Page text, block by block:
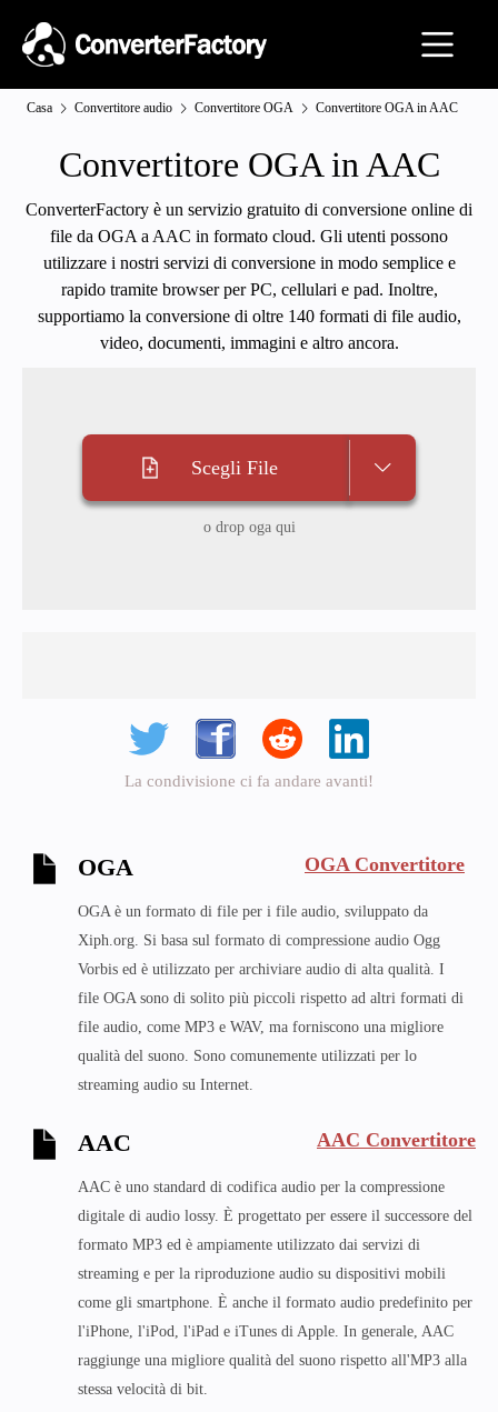
Casa Convertitore audio Convertitore OGA Convertitore OGA in AAC
Convertitore OGA in AAC
ConverterFactory è un servizio gratuito di conversione online di
file da OGA a AAC in formato cloud. Gli utenti possono
utilizzare i nostri servizi di conversione in modo semplice e
rapido tramite browser per PC, cellulari e pad. Inoltre,
supportiamo la conversione di oltre 140 formati di file audio,
video, documenti, immagini e altro ancora.
Scegli File
o drop oga qui
La condivisione ci fa andare avanti!
OGA OGA Convertitore
OGA è un formato di file per i file audio, sviluppato da
Xiph.org. Si basa sul formato di compressione audio Ogg
Vorbis ed è utilizzato per archiviare audio di alta qualità. I
file OGA sono di solito più piccoli rispetto ad altri formati di
file audio, come MP3 e WAV, ma forniscono una migliore
qualità del suono. Sono comunemente utilizzati per lo
streaming audio su Internet.
AAC AAC Convertitore
AAC è uno standard di codifica audio per la compressione
digitale di audio lossy. È progettato per essere il successore del
formato MP3 ed è ampiamente utilizzato dai servizi di
streaming e per la riproduzione audio su dispositivi mobili
come gli smartphone. È anche il formato audio predefinito per
l'iPhone, l'iPod, l'iPad e iTunes di Apple. In generale, AAC
raggiunge una migliore qualità del suono rispetto all'MP3 alla
stessa velocità di bit.